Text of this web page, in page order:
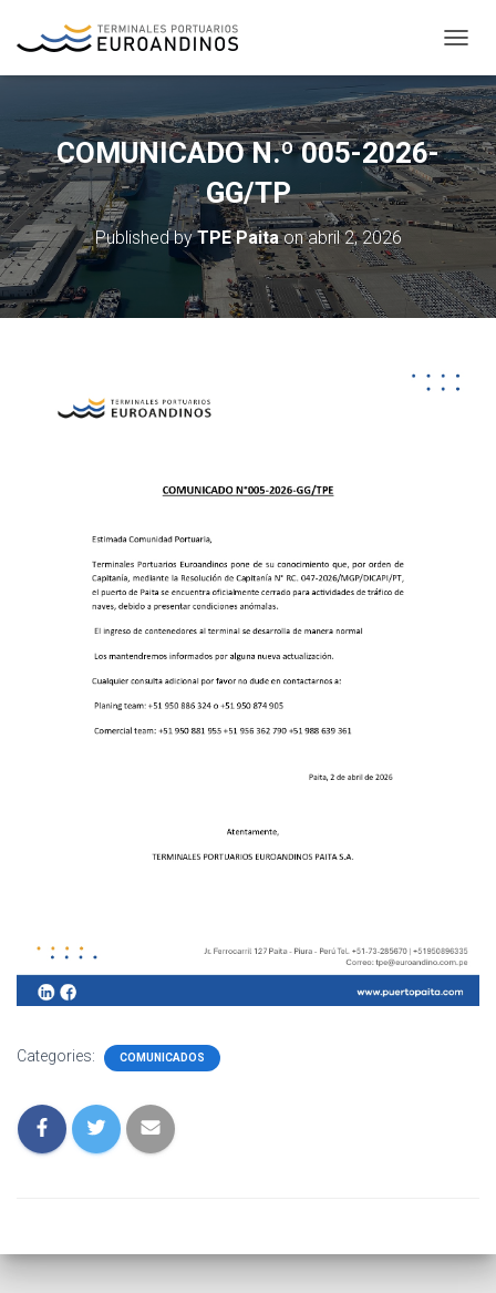
O
G
G
L
E
N
A
V
A
T
N
COMUNICADO N.º 005-2026-
GG/TP
Published byTPE Paitaonabril 2, 2026
Categories: COMUNICADOS